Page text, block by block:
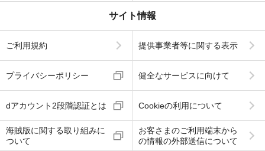
サイト情報
ご利用規約 提供事業者等に関する表示
プライバシーポリシー 健全なサービスに向けて
dアカウント2段階認証とは Cookieの利用について
海賊版に関する取り組みに
ついて
お客さまのご利用端末から
の情報の外部送信について